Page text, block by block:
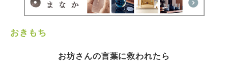
おきもち
お坊さんの言葉に救われたら